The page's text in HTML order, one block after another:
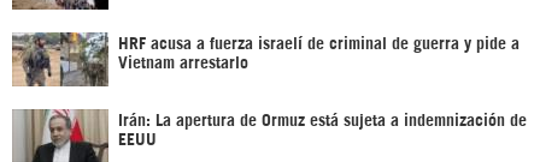
HRF acusa a fuerza israelí de criminal de guerra y pide a
Vietnam arrestarlo
Irán: La apertura de Ormuz está sujeta a indemnización de
EEUU